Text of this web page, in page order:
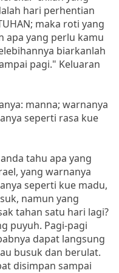
hari perhentian
maka roti yang
apa yang perlu kamu
biarkanlah
pagi." Keluaran
manna; warnanya
seperti rasa kue
tahu apa yang
yang warnanya
seperti kue madu,
namun yang
tahan satu hari lagi?
puyuh. Pagi-pagi
dapat langsung
busuk dan berulat.
disimpan sampai